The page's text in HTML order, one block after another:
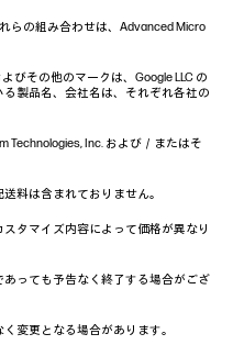
らの組み合わせは、Advanced Micro
びその他のマークは、Google LLC の
製品名、会社名は、それぞれ各社の
Technologies, Inc. および／またはそ
料は含まれておりません。
タマイズ内容によって価格が異なり
っても予告なく終了する場合がござ
変更となる場合があります。